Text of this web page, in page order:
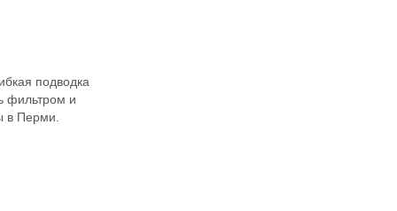
подводка
фильтром и
в Перми.